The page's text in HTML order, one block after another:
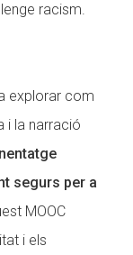
racism.
explorar com
i la narració
segurs per a
MOOC
i els